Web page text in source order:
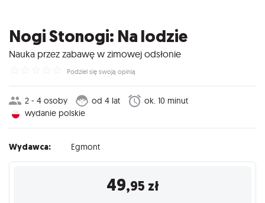
Nogi Stonogi: Na lodzie
Nauka przez zabawę w zimowej odsłonie
Podziel się swoją opinią
2 - 4 osoby od 4 lat
ok. 10 minut
wydanie polskie
Wydawca: Egmont
49,95 zł